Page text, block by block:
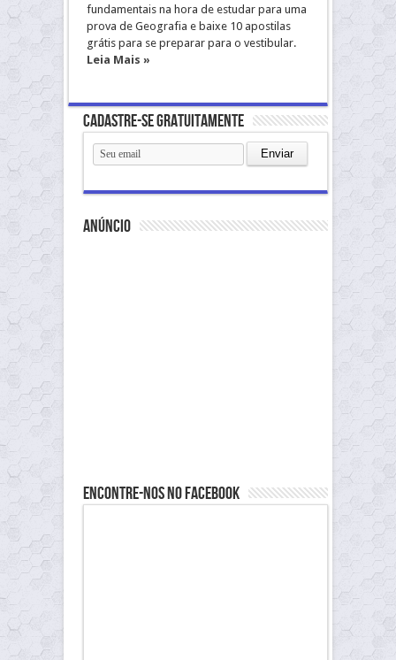
fundamentais na hora de estudar para uma
prova de Geografia e baixe 10 apostilas
grátis para se preparar para o vestibular.
Leia Mais »
Cadastre-se gratuitamente
anúncio
Encontre-nos no Facebook